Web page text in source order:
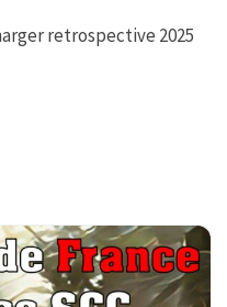
retrospective 2025